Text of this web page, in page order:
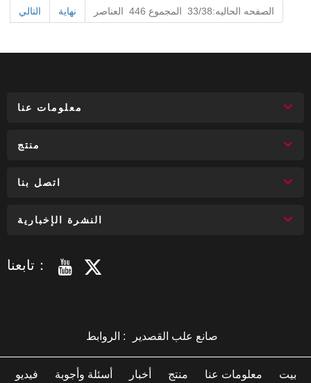
التالي نهاية الصفحه الحاليه:33/38 المجموع 446 العناصر
معلومات عنا
منتج
اتصل بنا
النشرة الإخبارية
تابعنا：
الروابط : صانع علب القصدير
بيت معلومات عنا منتج أخبار أسئلة وأجوبة فيديو